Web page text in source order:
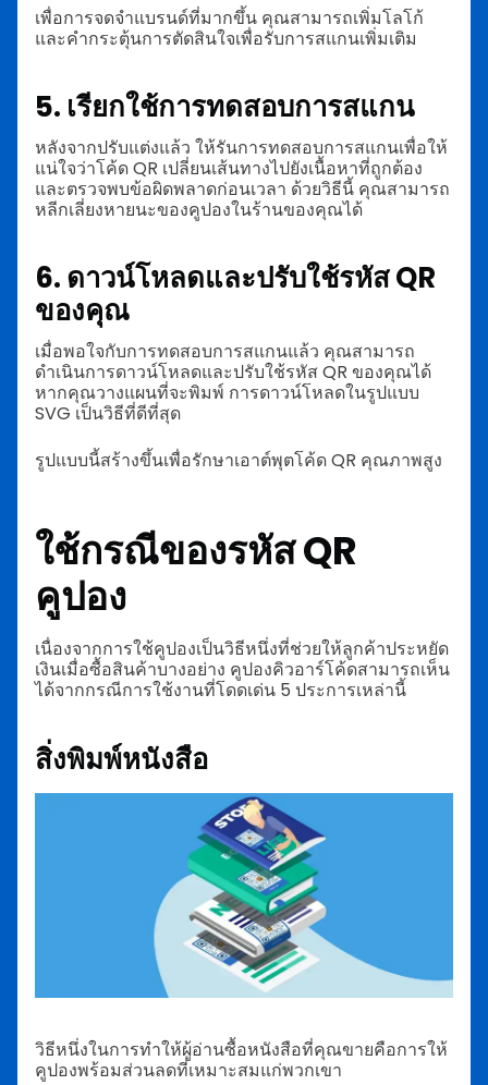
เพื่อการจดจำแบรนด์ที่มากขึ้น คุณสามารถเพิ่มโลโก้
และคำกระตุ้นการตัดสินใจเพื่อรับการสแกนเพิ่มเติม
5. เรียกใช้การทดสอบการสแกน
หลังจากปรับแต่งแล้ว ให้รันการทดสอบการสแกนเพื่อให้
แน่ใจว่าโค้ด QR เปลี่ยนเส้นทางไปยังเนื้อหาที่ถูกต้อง
และตรวจพบข้อผิดพลาดก่อนเวลา ด้วยวิธีนี้ คุณสามารถ
หลีกเลี่ยงหายนะของคูปองในร้านของคุณได้
6. ดาวน์โหลดและปรับใช้รหัส QR
ของคุณ
เมื่อพอใจกับการทดสอบการสแกนแล้ว คุณสามารถ
ดำเนินการดาวน์โหลดและปรับใช้รหัส QR ของคุณได้
หากคุณวางแผนที่จะพิมพ์ การดาวน์โหลดในรูปแบบ
SVG เป็นวิธีที่ดีที่สุด
รูปแบบนี้สร้างขึ้นเพื่อรักษาเอาต์พุตโค้ด QR คุณภาพสูง
ใช้กรณีของรหัส QR
คูปอง
เนื่องจากการใช้คูปองเป็นวิธีหนึ่งที่ช่วยให้ลูกค้าประหยัด
เงินเมื่อซื้อสินค้าบางอย่าง คูปองคิวอาร์โค้ดสามารถเห็น
ได้จากกรณีการใช้งานที่โดดเด่น 5 ประการเหล่านี้
สิ่งพิมพ์หนังสือ
วิธีหนึ่งในการทำให้ผู้อ่านซื้อหนังสือที่คุณขายคือการให้
คูปองพร้อมส่วนลดที่เหมาะสมแก่พวกเขา